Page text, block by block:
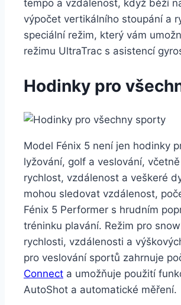
tempo a vzdálenost, když běží
výpočet vertikálního stoupání a
speciální režim, který vám
režimu UltraTrac s asistencí
Hodinky pro
Model Fénix 5 není jen hodinky
lyžování, golf a veslování,
rychlost, vzdálenost a veškeré
mohou sledovat vzdálenost,
Fénix 5 Performer s hrudním
tréninku plavání. Režim pro
rychlosti, vzdálenosti a
pro veslování sportů zahrnuje
Connect a umožňuje použití
AutoShot a automatické měření.